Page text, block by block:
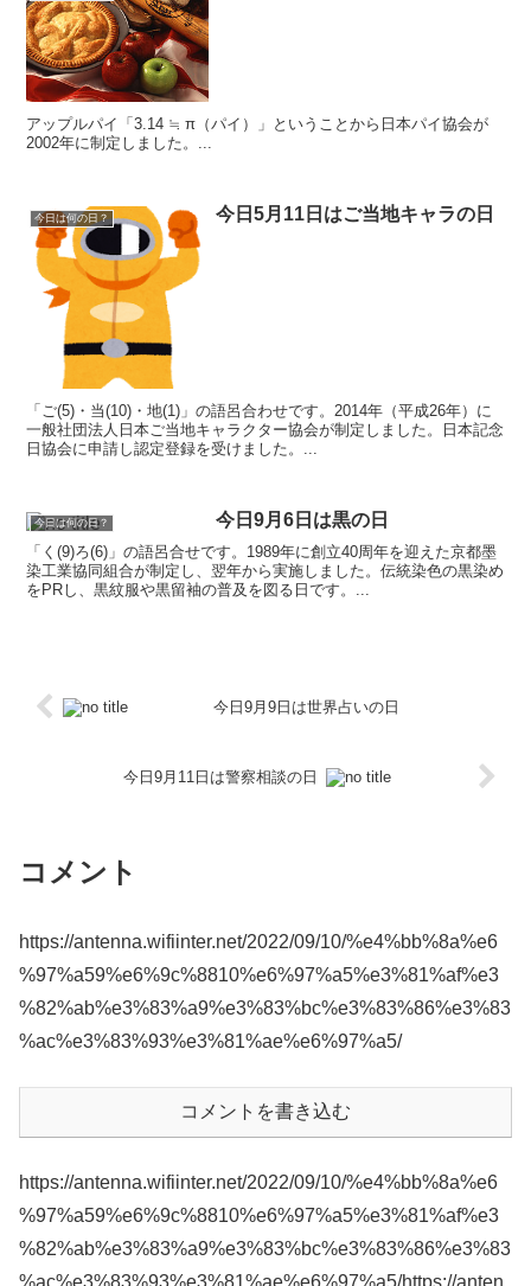
アップルパイ「3.14 ≒ π（パイ）」ということから日本パイ協会が
2002年に制定しました。...
今日は何の日？ 今日5月11日はご当地キャラの日
「ご(5)・当(10)・地(1)」の語呂合わせです。2014年（平成26年）に
一般社団法人日本ご当地キャラクター協会が制定しました。日本記念
日協会に申請し認定登録を受けました。...
今日は何の日？ 今日9月6日は黒の日
「く(9)ろ(6)」の語呂合せです。1989年に創立40周年を迎えた京都墨
染工業協同組合が制定し、翌年から実施しました。伝統染色の黒染め
をPRし、黒紋服や黒留袖の普及を図る日です。...
今日9月9日は世界占いの日
今日9月11日は警察相談の日
コメント
https://antenna.wifiinter.net/2022/09/10/%e4%bb%8a%e6
%97%a59%e6%9c%8810%e6%97%a5%e3%81%af%e3
%82%ab%e3%83%a9%e3%83%bc%e3%83%86%e3%83
%ac%e3%83%93%e3%81%ae%e6%97%a5/
コメントを書き込む
https://antenna.wifiinter.net/2022/09/10/%e4%bb%8a%e6
%97%a59%e6%9c%8810%e6%97%a5%e3%81%af%e3
%82%ab%e3%83%a9%e3%83%bc%e3%83%86%e3%83
%ac%e3%83%93%e3%81%ae%e6%97%a5/https://anten